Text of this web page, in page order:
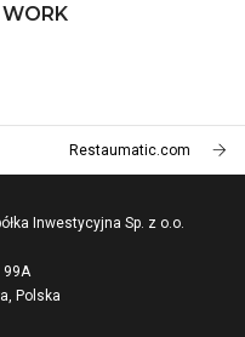
WORK
Restaumatic.com
Inwestycyjna Sp. z o.o.
99A
Polska